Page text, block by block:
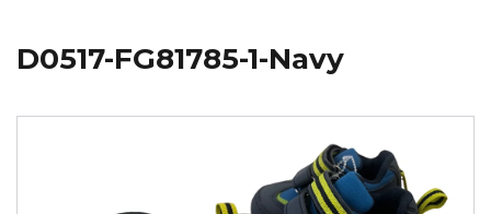
D0517-FG81785-1-Navy